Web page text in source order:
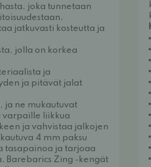
joka tunnetaan
jatkuvasti kosteutta ja
jolla on korkea
ja
ja pitävät jalat
ja ne mukautuvat
varpaille liikkua
ja vahvistaa jalkojen
4 mm paksu
tasapainoa ja tarjoaa
Barebarics Zing -kengät